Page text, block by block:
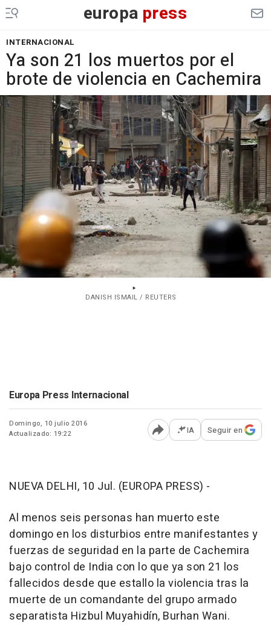
europa press
INTERNACIONAL
Ya son 21 los muertos por el
brote de violencia en Cachemira
DANISH ISMAIL / REUTERS
Europa Press Internacional
Domingo, 10 julio 2016
Actualizado: 19:22
Abrir opciones para
IA Seguir en
NUEVA DELHI, 10 Jul. (EUROPA PRESS) -
Al menos seis personas han muerto este
domingo en los disturbios entre manifestantes y
fuerzas de seguridad en la parte de Cachemira
bajo control de India con lo que ya son 21 los
fallecidos desde que estallo la violencia tras la
muerte de un comandante del grupo armado
separatista Hizbul Muyahidín, Burhan Wani.